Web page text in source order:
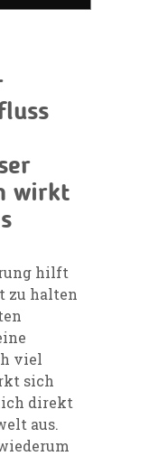
wirkt
hilft
zu halten
viel
sich
direkt
aus.